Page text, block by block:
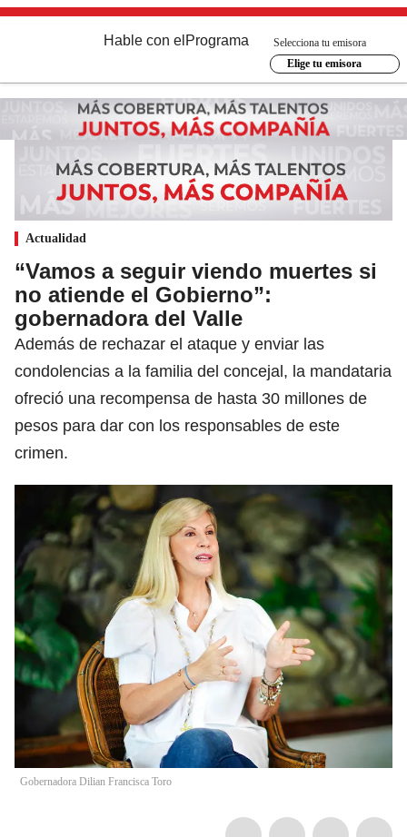
Hable con el Programa
Selecciona tu emisora
Elige tu emisora
Actualidad
“Vamos a seguir viendo muertes si
no atiende el Gobierno”:
gobernadora del Valle
Además de rechazar el ataque y enviar las
condolencias a la familia del concejal, la mandataria
ofreció una recompensa de hasta 30 millones de
pesos para dar con los responsables de este
crimen.
Gobernadora Dilian Francisca Toro